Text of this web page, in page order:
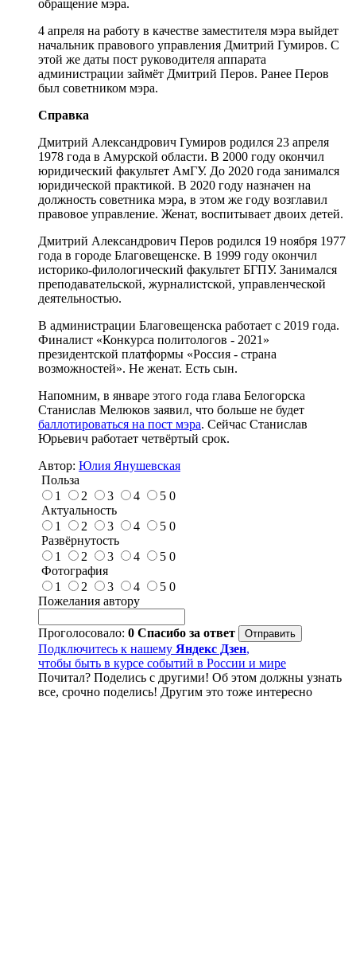
обращение мэра.
4 апреля на работу в качестве заместителя мэра выйдет
начальник правового управления Дмитрий Гумиров. С
этой же даты пост руководителя аппарата
администрации займёт Дмитрий Перов. Ранее Перов
был советником мэра.
Справка
Дмитрий Александрович Гумиров родился 23 апреля
1978 года в Амурской области. В 2000 году окончил
юридический факультет АмГУ. До 2020 года занимался
юридической практикой. В 2020 году назначен на
должность советника мэра, в этом же году возглавил
правовое управление. Женат, воспитывает двоих детей.
Дмитрий Александрович Перов родился 19 ноября 1977
года в городе Благовещенске. В 1999 году окончил
историко-филологический факультет БГПУ. Занимался
преподавательской, журналистской, управленческой
деятельностью.
В администрации Благовещенска работает с 2019 года.
Финалист «Конкурса политологов - 2021»
президентской платформы «Россия - страна
возможностей». Не женат. Есть сын.
Напомним, в январе этого года глава Белогорска
Станислав Мелюков заявил, что больше не будет
баллотироваться на пост мэра. Сейчас Станислав
Юрьевич работает четвёртый срок.
Автор: Юлия Янушевская
Польза
1
2 3 4 5 0
Актуальность
1
2 3 4 5 0
Развёрнутость
1
2 3 4 5 0
Фотография
1
2 3 4 5 0
Пожелания автору
Проголосовало: 0 Спасибо за ответ
Подключитесь к нашему Яндекс Дзен,
чтобы быть в курсе событий в России и мире
Почитал? Поделись с другими! Об этом должны узнать
все, срочно поделись! Другим это тоже интересно